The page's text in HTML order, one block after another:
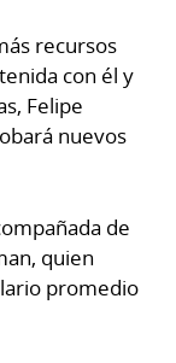
recursos
con él y
Felipe
nuevos
de
quien
promedio